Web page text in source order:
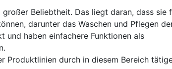
Beliebtheit. Das liegt daran, dass sie
darunter das Waschen und Pflegen
und haben einfachere Funktionen als
Produktlinien durch in diesem Bereich